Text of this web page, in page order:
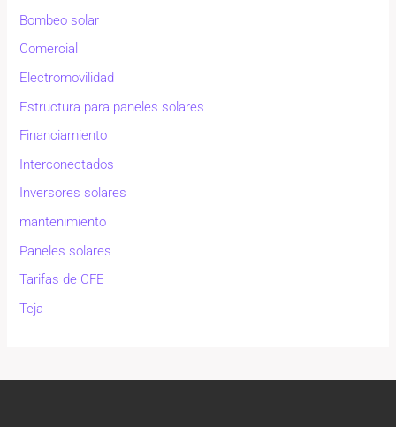
Bombeo solar
Comercial
Electromovilidad
Estructura para paneles solares
Financiamiento
Interconectados
Inversores solares
mantenimiento
Paneles solares
Tarifas de CFE
Teja